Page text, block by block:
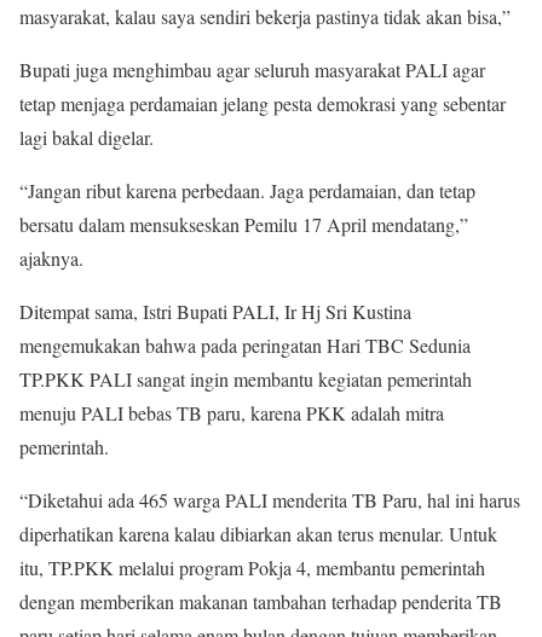
masyarakat, kalau saya sendiri bekerja pastinya tidak akan bisa,”
Bupati juga menghimbau agar seluruh masyarakat PALI agar
tetap menjaga perdamaian jelang pesta demokrasi yang sebentar
lagi bakal digelar.
“Jangan ribut karena perbedaan. Jaga perdamaian, dan tetap
bersatu dalam mensukseskan Pemilu 17 April mendatang,”
ajaknya.
Ditempat sama, Istri Bupati PALI, Ir Hj Sri Kustina
mengemukakan bahwa pada peringatan Hari TBC Sedunia
TP.PKK PALI sangat ingin membantu kegiatan pemerintah
menuju PALI bebas TB paru, karena PKK adalah mitra
pemerintah.
“Diketahui ada 465 warga PALI menderita TB Paru, hal ini harus
diperhatikan karena kalau dibiarkan akan terus menular. Untuk
itu, TP.PKK melalui program Pokja 4, membantu pemerintah
dengan memberikan makanan tambahan terhadap penderita TB